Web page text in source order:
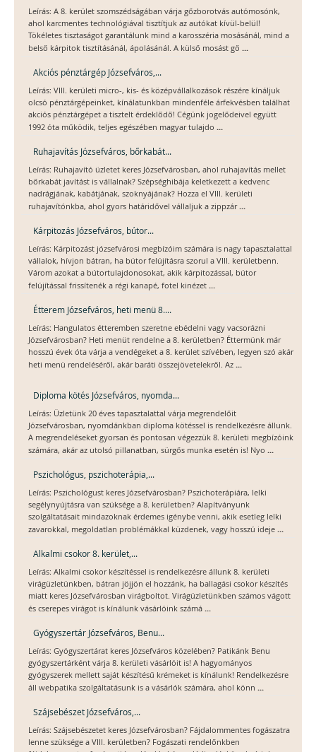
Leírás: A 8. kerület szomszédságában várja gőzborotvás autómosónk,
ahol karcmentes technológiával tisztítjuk az autókat kívül-belül!
Tökéletes tisztaságot garantálunk mind a karosszéria mosásánál, mind a
belső kárpitok tisztításánál, ápolásánál. A külső mosást gő ...
Akciós pénztárgép Józsefváros,...
Leírás: VIII. kerületi micro-, kis- és középvállalkozások részére kínáljuk
olcsó pénztárgépeinket, kínálatunkban mindenféle árfekvésben találhat
akciós pénztárgépet a tisztelt érdeklődő! Cégünk jogelődeivel együtt
1992 óta működik, teljes egészében magyar tulajdo ...
Ruhajavítás Józsefváros, bőrkabát...
Leírás: Ruhajavító üzletet keres Józsefvárosban, ahol ruhajavítás mellet
bőrkabát javítást is vállalnak? Szépséghibája keletkezett a kedvenc
nadrágjának, kabátjának, szoknyájának? Hozza el VIII. kerületi
ruhajavítónkba, ahol gyors határidővel vállaljuk a zippzár...
Kárpitozás Józsefváros, bútor...
Leírás: Kárpitozást józsefvárosi megbízóim számára is nagy tapasztalattal
vállalok, hívjon bátran, ha bútor felújításra szorul a VIII. kerületbenn.
Várom azokat a bútortulajdonosokat, akik kárpitozással, bútor
felújítással frissítenék a régi kanapé, fotel kinézet ...
Étterem Józsefváros, heti menü 8....
Leírás: Hangulatos étteremben szeretne ebédelni vagy vacsorázni
Józsefvárosban? Heti menüt rendelne a 8. kerületben? Éttermünk már
hosszú évek óta várja a vendégeket a 8. kerület szívében, legyen szó akár
heti menü rendeléséről, akár baráti összejövetelekről. Az ...
Diploma kötés Józsefváros, nyomda...
Leírás: Üzletünk 20 éves tapasztalattal várja megrendelőit
Józsefvárosban, nyomdánkban diploma kötéssel is rendelkezésre állunk.
A megrendeléseket gyorsan és pontosan végezzük 8. kerületi megbízóink
számára, akár az utolsó pillanatban, sürgős munka esetén is! Nyo ...
Pszichológus, pszichoterápia,...
Leírás: Pszichológust keres Józsefvárosban? Pszichoterápiára, lelki
segélynyújtásra van szüksége a 8. kerületben? Alapítványunk
szolgáltatásait mindazoknak érdemes igénybe venni, akik esetleg lelki
zavarokkal, megoldatlan problémákkal küzdenek, vagy hosszú ideje ...
Alkalmi csokor 8. kerület,...
Leírás: Alkalmi csokor készítéssel is rendelkezésre állunk 8. kerületi
virágüzletünkben, bátran jöjjön el hozzánk, ha ballagási csokor készítés
miatt keres Józsefvárosban virágboltot. Virágüzletünkben számos vágott
és cserepes virágot is kínálunk vásárlóink számá ...
Gyógyszertár Józsefváros, Benu...
Leírás: Gyógyszertárat keres Józsefváros közelében? Patikánk Benu
gyógyszertárként várja 8. kerületi vásárlóit is! A hagyományos
gyógyszerek mellett saját készítésű krémeket is kínálunk! Rendelkezésre
áll webpatika szolgáltatásunk is a vásárlók számára, ahol könn ...
Szájsebészet Józsefváros,...
Leírás: Szájsebészetet keres Józsefvárosban? Fájdalommentes fogászatra
lenne szüksége a VIII. kerületben? Fogászati rendelőnkben